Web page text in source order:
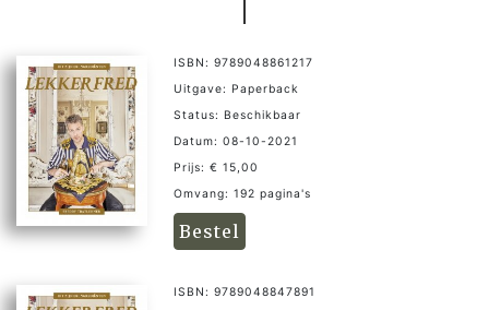
ISBN: 9789048861217
Uitgave: Paperback
Status: Beschikbaar
Datum: 08-10-2021
Prijs: € 15,00
Omvang: 192 pagina's
Bestel
ISBN: 9789048847891